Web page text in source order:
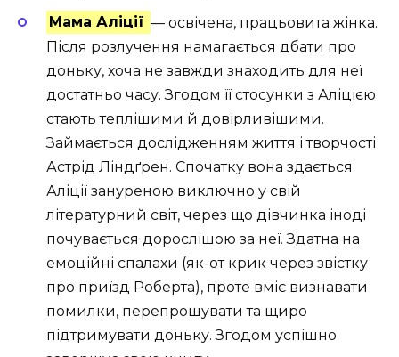
Мама Аліції — освічена, працьовита жінка.
Після розлучення намагається дбати про
доньку, хоча не завжди знаходить для неї
достатньо часу. Згодом її стосунки з Аліцією
стають теплішими й довірливішими.
Займається дослідженням життя і творчості
Астрід Ліндґрен. Спочатку вона здається
Аліції зануреною виключно у свій
літературний світ, через що дівчинка іноді
почувається дорослішою за неї. Здатна на
емоційні спалахи (як-от крик через звістку
про приїзд Роберта), проте вміє визнавати
помилки, перепрошувати та щиро
підтримувати доньку. Згодом успішно